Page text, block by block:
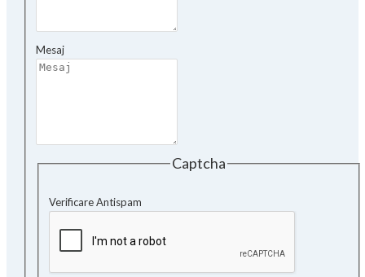
Mesaj
Captcha
Verificare Antispam